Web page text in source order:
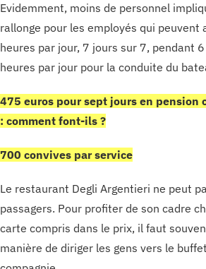
Evidemment, moins de personnel
rallonge pour les employés qui peuvent
heures par jour, 7 jours sur 7, pendant
heures par jour pour la conduite du
475 euros pour sept jours en pension
: comment font-ils ?
700 convives par service
Le restaurant Degli Argentieri ne peut
passagers. Pour profiter de son cadre
carte compris dans le prix, il faut
manière de diriger les gens vers le